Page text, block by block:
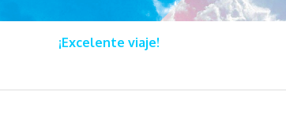
¡Excelente viaje!